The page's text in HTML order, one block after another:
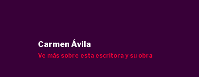
Carmen Ávila
Ve más sobre esta escritora y su obra